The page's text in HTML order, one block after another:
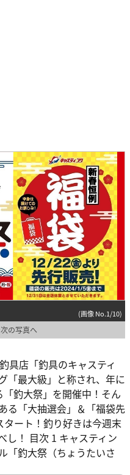
(画像 No.1/10)
の写真へ
具店「釣具のキャスティ
「最大級」と称され、年に
釣大祭」を開催中！そん
る「大抽選会」＆「福袋先
ート！釣り好きは今週末
し！ 目次 1 キャスティン
「釣大祭（ちょうたいさ